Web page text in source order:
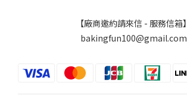
【廠商邀約請來信 - 服務信箱】
bakingfun100@gmail.com